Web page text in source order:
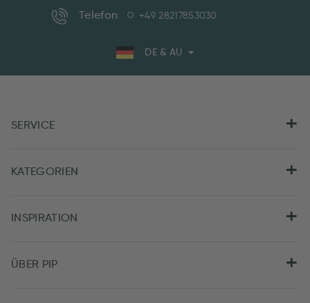
Telefon +49 28217853030
DE & AU
SERVICE
KATEGORIEN
INSPIRATION
ÜBER PIP